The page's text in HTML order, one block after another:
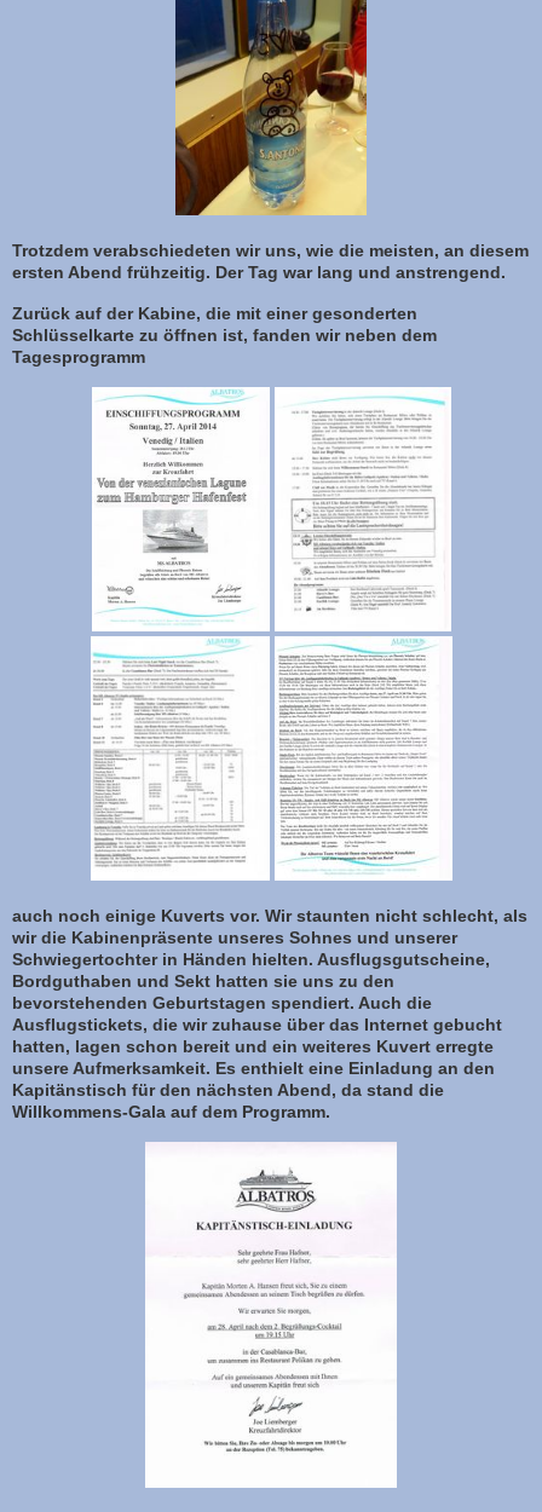
Trotzdem verabschiedeten wir uns, wie die meisten, an diesem
ersten Abend frühzeitig. Der Tag war lang und anstrengend.
Zurück auf der Kabine, die mit einer gesonderten
Schlüsselkarte zu öffnen ist, fanden wir neben dem
Tagesprogramm
auch noch einige Kuverts vor. Wir staunten nicht schlecht, als
wir die Kabinenpräsente unseres Sohnes und unserer
Schwiegertochter in Händen hielten. Ausflugsgutscheine,
Bordguthaben und Sekt hatten sie uns zu den
bevorstehenden Geburtstagen spendiert. Auch die
Ausflugstickets, die wir zuhause über das Internet gebucht
hatten, lagen schon bereit und ein weiteres Kuvert erregte
unsere Aufmerksamkeit. Es enthielt eine Einladung an den
Kapitänstisch für den nächsten Abend, da stand die
Willkommens-Gala auf dem Programm.